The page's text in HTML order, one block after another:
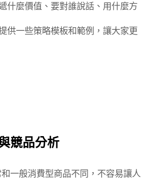
什麼價值、要對誰說話、用什麼方
供一些策略模板和範例，讓大家更
競品分析
一般消費型商品不同，不容易讓人